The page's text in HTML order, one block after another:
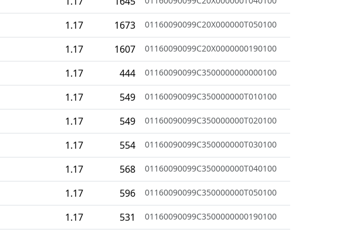
1.17 1673 01160090099C20X000000T050100
1.17 1607 01160090099C20X0000000190100
1.17 444 01160090099C3500000000000100
1.17 549 01160090099C350000000T010100
1.17 549 01160090099C350000000T020100
1.17 554 01160090099C350000000T030100
1.17 568 01160090099C350000000T040100
1.17 596 01160090099C350000000T050100
1.17 531 01160090099C3500000000190100